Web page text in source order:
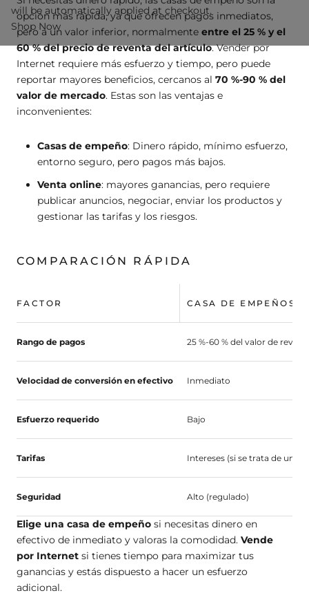
opción más rápida, ya que ofrecen pagos inmediatos,
pero a un valor inferior, normalmente entre el 25 % y el
60 % del precio de reventa del artículo. Vender por
Internet requiere más esfuerzo y tiempo, pero puede
reportar mayores beneficios, cercanos al 70 %-90 % del
valor de mercado. Estas son las ventajas e
inconvenientes:
Casas de empeño: Dinero rápido, mínimo esfuerzo,
entorno seguro, pero pagos más bajos.
Venta online: mayores ganancias, pero requiere
publicar anuncios, negociar, enviar los productos y
gestionar las tarifas y los riesgos.
COMPARACIÓN RÁPIDA
FACTOR CASA DE EMPEÑOS
Rango de pagos 25 %-60 % del valor de
Velocidad de conversión en efectivo Inmediato
Esfuerzo requerido Bajo
Tarifas Intereses (si se trata de un
Seguridad Alto (regulado)
Elige una casa de empeño si necesitas dinero en
efectivo de inmediato y valoras la comodidad. Vende
por Internet si tienes tiempo para maximizar tus
ganancias y estás dispuesto a hacer un esfuerzo
adicional.
will be automatically applied at checkout.
Shop Now